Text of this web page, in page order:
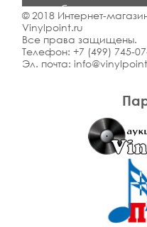
кто любит
© 2018 Интернет-
Vinylpoint.ru
Все права защищены.
Телефон: +7 (499) 745-
Эл. почта: